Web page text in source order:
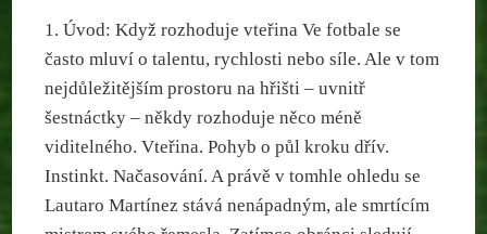
1. Úvod: Když rozhoduje vteřina Ve fotbale se
často mluví o talentu, rychlosti nebo síle. Ale v tom
nejdůležitějším prostoru na hřišti – uvnitř
šestnáctky – někdy rozhoduje něco méně
viditelného. Vteřina. Pohyb o půl kroku dřív.
Instinkt. Načasování. A právě v tomhle ohledu se
Lautaro Martínez stává nenápadným, ale smrtícím